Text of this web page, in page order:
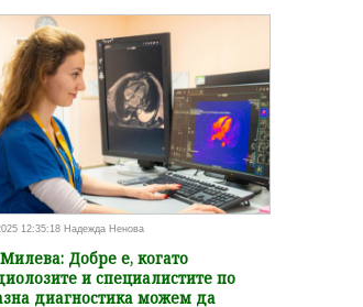
12:35:18 Надежда Ненова
Добре е, когато
и специалистите по
диагностика можем да